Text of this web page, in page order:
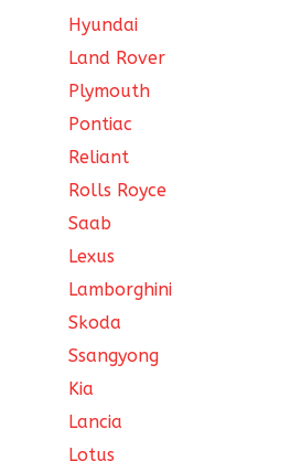
Hyundai
Land Rover
Plymouth
Pontiac
Reliant
Rolls Royce
Saab
Lexus
Lamborghini
Skoda
Ssangyong
Kia
Lancia
Lotus